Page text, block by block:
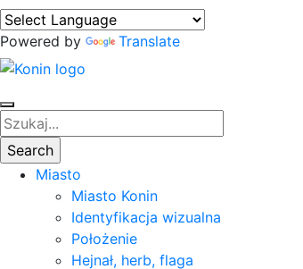
Powered by Translate
Miasto
Miasto Konin
Identyfikacja wizualna
Położenie
Hejnał, herb, flaga